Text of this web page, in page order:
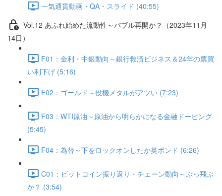
一気通貫動画・QA・スライド (40:55)
Vol.12 あふれ始めた流動性～バブル再開か？（2023年11月
14日）
F01：金利・中銀動向～銀行救済ビジネス＆24年の票買
い利下げ (5:16)
F02：ゴールド～投機メタルがアツい (7:23)
F03：WTI原油～原油から明らかになる金融ドーピング
(5:45)
F04：為替～下をロックオンしたか英ポンド (6:26)
C01：ビットコイン振り返り・チェーン動向～ぶっ飛ぶ
か？ (3:54)